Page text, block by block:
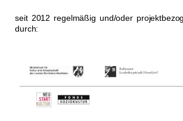
seit 2012 regelmäßig und/oder
durch: